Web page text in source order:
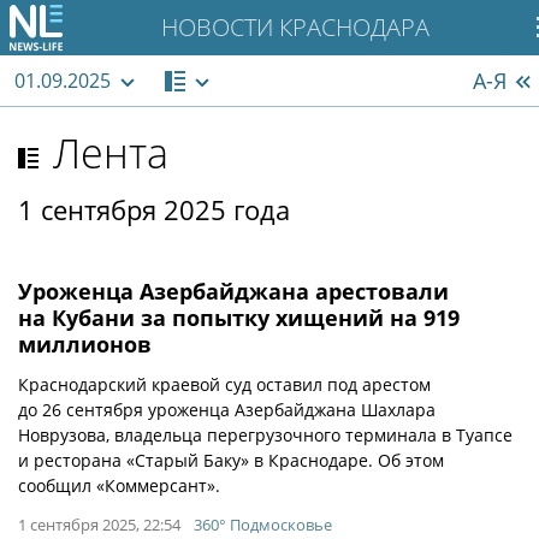
НОВОСТИ КРАСНОДАРА
01.09.2025 А-Я
Лента
1 сентября 2025 года
Уроженца Азербайджана арестовали
на Кубани за попытку хищений на 919
миллионов
Краснодарский краевой суд оставил под арестом
до 26 сентября уроженца Азербайджана Шахлара
Новрузова, владельца перегрузочного терминала в Туапсе
и ресторана «Старый Баку» в Краснодаре. Об этом
сообщил «Коммерсант».
1 сентября 2025, 22:54 360° Подмосковье